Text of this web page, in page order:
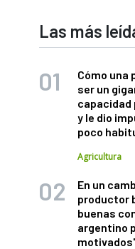
Las más
Cómo una
ser un
capacidad
y le dio
poco
Agricultura
En un
productor
buenas
argentino